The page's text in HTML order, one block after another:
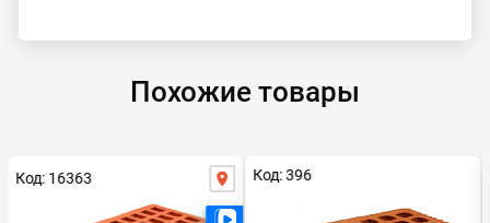
Похожие товары
Код: 16363 Код: 396